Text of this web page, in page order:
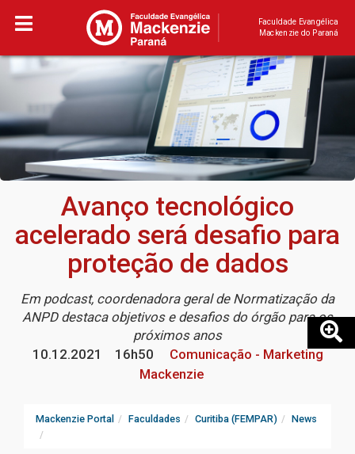
Faculdade Evangélica
Mackenzie do Paraná
Avanço tecnológico
acelerado será desafio para
proteção de dados
Em podcast, coordenadora geral de Normatização da
ANPD destaca objetivos e desafios do órgão para os
próximos anos
10.12.2021
16h50
Comunicação - Marketing
Mackenzie
Mackenzie Portal Faculdades Curitiba (FEMPAR) News